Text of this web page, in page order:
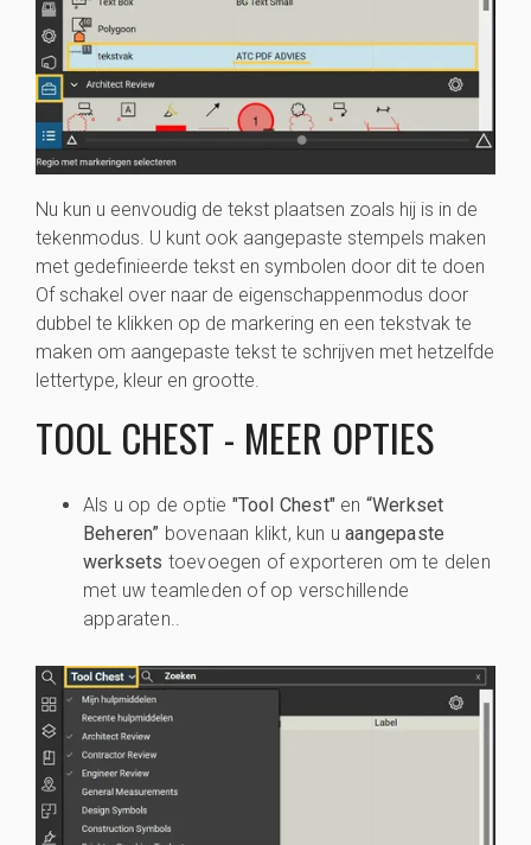
Nu kun u eenvoudig de tekst plaatsen zoals hij is in de
tekenmodus. U kunt ook aangepaste stempels maken
met gedefinieerde tekst en symbolen door dit te doen
Of schakel over naar de eigenschappenmodus door
dubbel te klikken op de markering en een tekstvak te
maken om aangepaste tekst te schrijven met hetzelfde
lettertype, kleur en grootte.
TOOL CHEST - MEER OPTIES
Als u op de optie "Tool Chest" en “Werkset
Beheren” bovenaan klikt, kun uaangepaste
werksets toevoegen of exporteren om te delen
met uw teamleden of op verschillende
apparaten..